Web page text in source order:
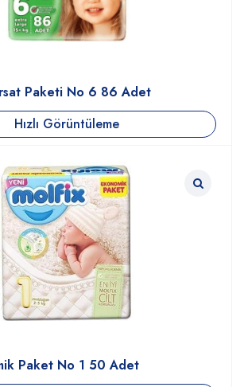
Paketi No 6 86 Adet
Hızlı Görüntüleme
Paket No 1 50 Adet